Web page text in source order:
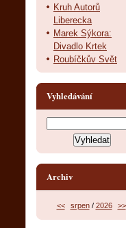
Kruh Autorů
Liberecka
Marek Sýkora:
Divadlo Krtek
Roubíčkův Svět
Vyhledávání
Archiv
<< srpen/ 2026 >>